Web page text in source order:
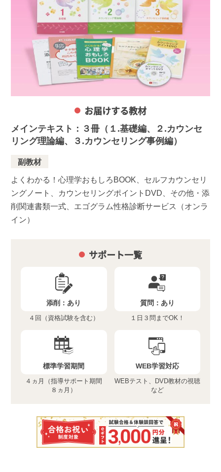
お届けする教材
メインテキスト：３冊（１.基礎編、２.カウンセ
リング理論編、３.カウンセリング事例編）
副教材
よくわかる！心理学おもしろBOOK、セルフカウンセリ
ングノート、カウンセリングポイントDVD、その他・添
削関連書類一式、エゴグラム性格診断サービス（オンラ
イン）
サポート一覧
添削： あり
４回（資格試験を含む）
質問： あり
１日３問までOK！
標準学習期間
４ヵ月（指導サポート期間
８ヵ月）
WEB学習対応
WEBテスト、DVD教材の視聴
など